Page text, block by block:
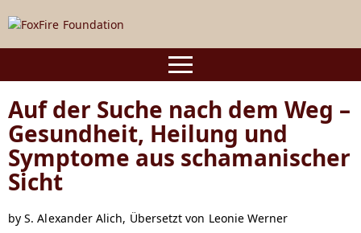
to
Home
Programs
Foundation Year in Spiritual Practice
Auf der Suche nach dem Weg –
Gesundheit, Heilung und
Symptome aus schamanischer
Sicht
by S. Alexander Alich, Übersetzt von Leonie Werner